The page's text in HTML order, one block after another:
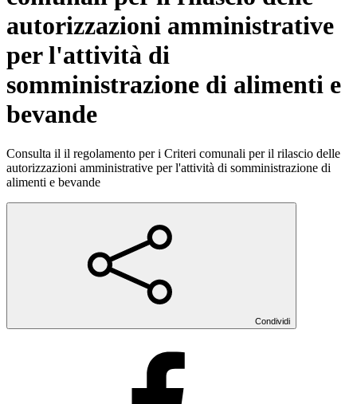
autorizzazioni amministrative
per l'attività di
somministrazione di alimenti e
bevande
Consulta il il regolamento per i Criteri comunali per il rilascio delle
autorizzazioni amministrative per l'attività di somministrazione di
alimenti e bevande
Condividi